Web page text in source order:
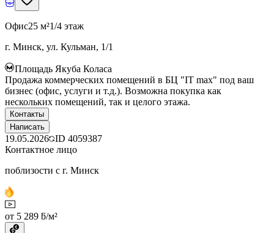
Офис25 м²1/4 этаж
г. Минск, ул. Кульман, 1/1
Площадь Якуба Коласа
Продажа коммерческих помещений в БЦ "IT max" под ваш
бизнес (офис, услуги и т.д.). Возможна покупка как
нескольких помещений, так и целого этажа.
Контакты
Написать
19.05.2026 ID 4059387
Контактное лицо
поблизости с г. Минск
от 5 289 ƃ/м²